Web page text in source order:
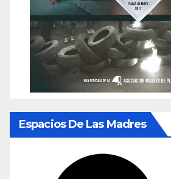
Espacios De Las Madres